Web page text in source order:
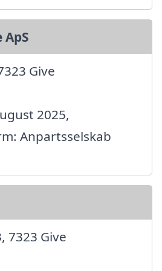
ApS
Give
2025,
Anpartsselskab
7323 Give